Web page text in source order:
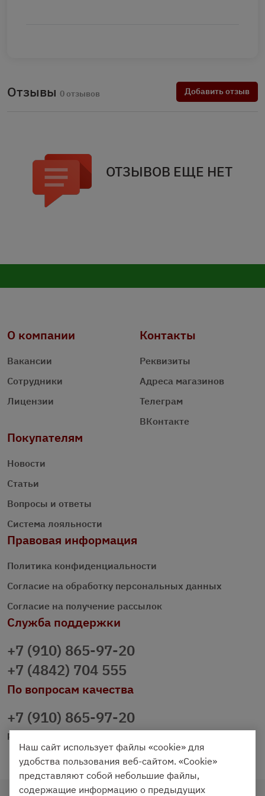
Отзывы 0 отзывов Добавить отзыв
ОТЗЫВОВ ЕЩЕ НЕТ
О компании
Вакансии
Сотрудники
Лицензии
Контакты
Реквизиты
Адреса магазинов
Телеграм
ВКонтакте
Покупателям
Новости
Статьи
Вопросы и ответы
Система лояльности
Правовая информация
Политика конфиденциальности
Согласие на обработку персональных данных
Согласие на получение рассылок
Служба поддержки
+7 (910) 865-97-20
+7 (4842) 704 555
По вопросам качества
+7 (910) 865-97-20
prazdnichniy40@palmi.ru
Наш сайт использует файлы «cookie» для
удобства пользования веб-сайтом. «Cookie»
представляют собой небольшие файлы,
содержащие информацию о предыдущих